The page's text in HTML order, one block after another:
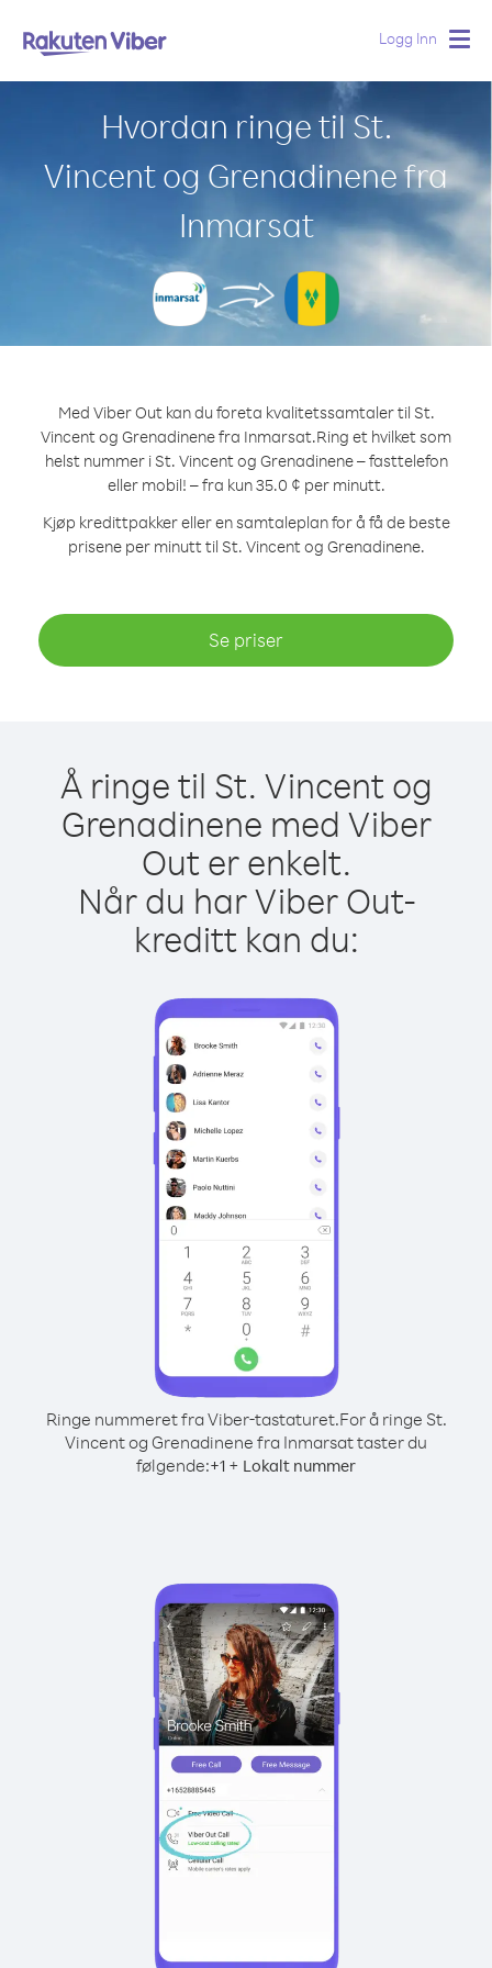
Logg Inn
Hvordan ringe til St.
Vincent og Grenadinene fra
Inmarsat
Med Viber Out kan du foreta kvalitetssamtaler til St.
Vincent og Grenadinene fra Inmarsat.Ring et hvilket som
helst nummer i St. Vincent og Grenadinene – fasttelefon
eller mobil! – fra kun 35.0 ¢ per minutt.
Kjøp kredittpakker eller en samtaleplan for å få de beste
prisene per minutt til St. Vincent og Grenadinene.
Se priser
Å ringe til St. Vincent og
Grenadinene med Viber
Out er enkelt.
Når du har Viber Out-
kreditt kan du:
Ringe nummeret fra Viber-tastaturet.For å ringe St.
Vincent og Grenadinene fra Inmarsat taster du
følgende:+1 + Lokalt nummer